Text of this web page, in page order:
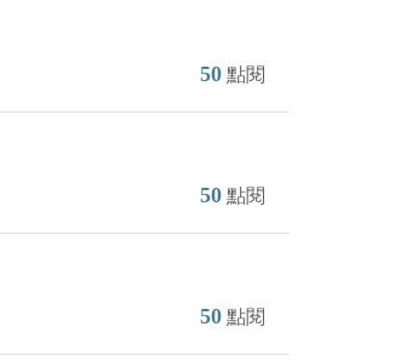
50 點閱
50 點閱
50 點閱